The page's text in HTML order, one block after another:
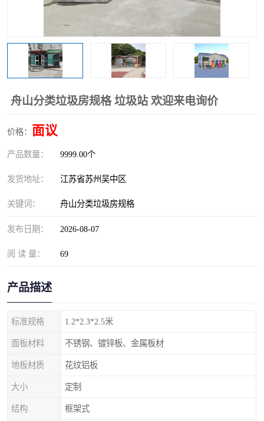
舟山分类垃圾房规格 垃圾站 欢迎来电询价
价格： 面议
产品数量： 9999.00个
发货地址： 江苏省苏州吴中区
关键词： 舟山分类垃圾房规格
发布日期： 2026-08-07
阅 读 量： 69
产品描述
标准规格 1.2*2.3*2.5米
面板材料 不锈钢、镀锌板、金属板材
地板材质 花纹铝板
大小 定制
结构 框架式